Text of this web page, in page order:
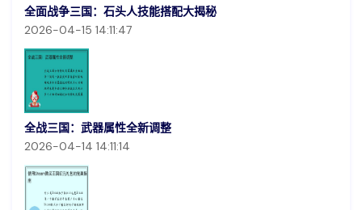
全面战争三国：石头人技能搭配大揭秘
2026-04-15 14:11:47
全战三国：武器属性全新调整
2026-04-14 14:11:14